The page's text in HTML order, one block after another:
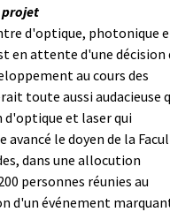
projet
d'optique, photonique
en attente d'une décision
au cours des
toute aussi audacieuse
d'optique et laser qui
le doyen de la
dans une allocution
personnes réunies au
d'un événement